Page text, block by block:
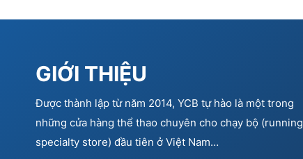
GIỚI THIỆU
Được thành lập từ năm 2014, YCB tự hào là một trong
những cửa hàng thể thao chuyên cho chạy bộ (running
specialty store) đầu tiên ở Việt Nam…